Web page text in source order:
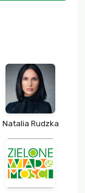
Natalia Rudzka